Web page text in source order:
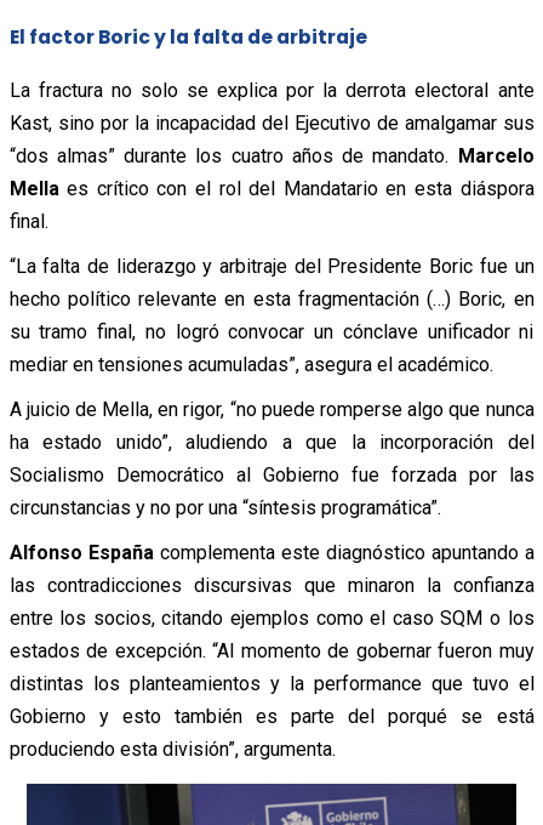
El factor Boric y la falta de arbitraje
La fractura no solo se explica por la derrota electoral ante
Kast, sino por la incapacidad del Ejecutivo de amalgamar sus
“dos almas” durante los cuatro años de mandato.
Marcelo
Mellaes crítico con el rol del Mandatario en esta diáspora
final.
“La falta de liderazgo y arbitraje del Presidente Boric fue un
hecho político relevante en esta fragmentación (…) Boric, en
su tramo final, no logró convocar un cónclave unificador ni
mediar en tensiones acumuladas”, asegura el académico.
A juicio de Mella, en rigor, “no puede romperse algo que nunca
ha estado unido”, aludiendo a que la incorporación del
Socialismo Democrático al Gobierno fue forzada por las
circunstancias y no por una “síntesis programática”.
Alfonso Españacomplementa este diagnóstico apuntando a
las contradicciones discursivas que minaron la confianza
entre los socios, citando ejemplos como el caso SQM o los
estados de excepción. “Al momento de gobernar fueron muy
distintas los planteamientos y la performance que tuvo el
Gobierno y esto también es parte del porqué se está
produciendo esta división”, argumenta.